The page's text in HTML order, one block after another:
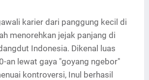
karier dari panggung kecil di
menorehkan jejak panjang di
Indonesia. Dikenal luas
an lewat gaya "goyang ngebor"
kontroversi, Inul berhasil